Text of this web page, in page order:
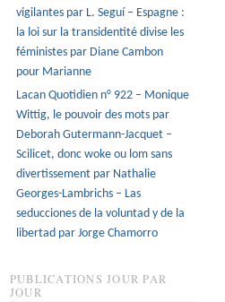
vigilantes par L. Seguí – Espagne :
la loi sur la transidentité divise les
féministes par Diane Cambon
pour Marianne
Lacan Quotidien n° 922 – Monique
Wittig, le pouvoir des mots par
Deborah Gutermann-Jacquet –
Scilicet, donc woke ou lom sans
divertissement par Nathalie
Georges-Lambrichs – Las
seducciones de la voluntad y de la
libertad par Jorge Chamorro
PUBLICATIONS JOUR PAR
JOUR